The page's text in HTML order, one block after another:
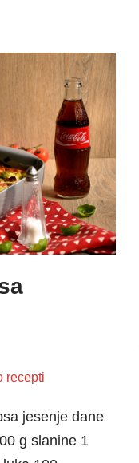
recepti
jesenje dane
g slanine 1